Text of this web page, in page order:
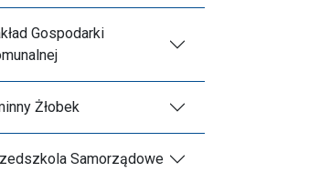
Gospodarki
Żłobek
Samorządowe